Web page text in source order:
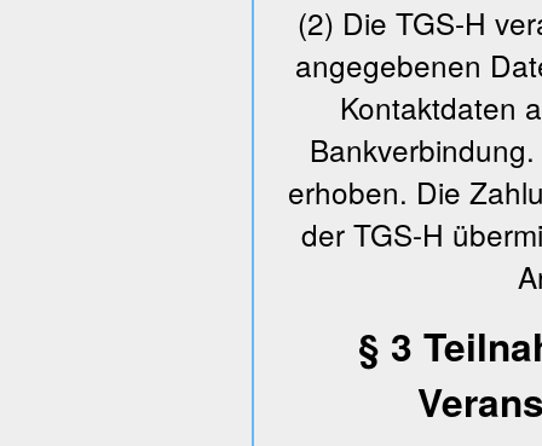
(2) Die TGS-H
angegebenen
Kontaktdaten
erhoben. Die
der TGS-H
§ 3